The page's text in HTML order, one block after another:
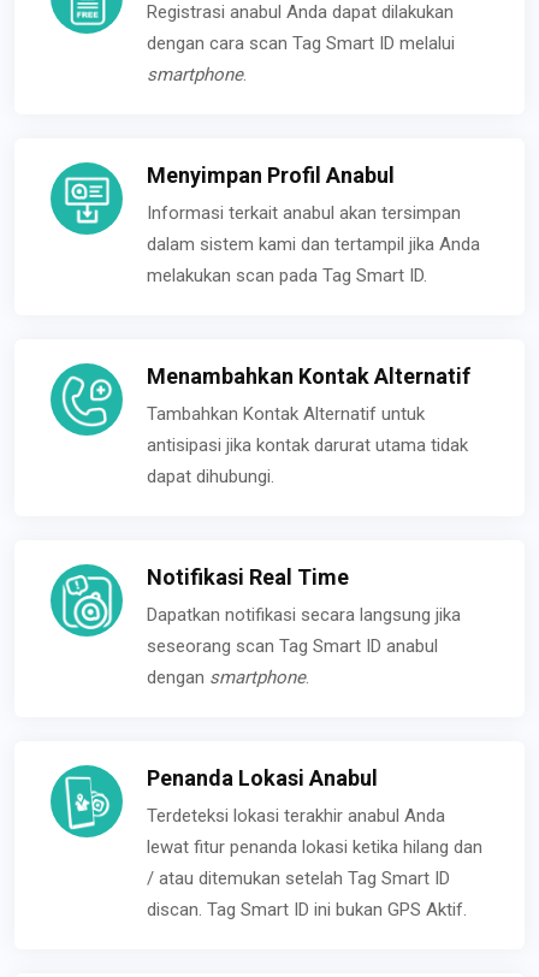
Registrasi anabul Anda dapat dilakukan
dengan cara scan Tag Smart ID melalui
smartphone.
Menyimpan Profil Anabul
Informasi terkait anabul akan tersimpan
dalam sistem kami dan tertampil jika Anda
melakukan scan pada Tag Smart ID.
Menambahkan Kontak Alternatif
Tambahkan Kontak Alternatif untuk
antisipasi jika kontak darurat utama tidak
dapat dihubungi.
Notifikasi Real Time
Dapatkan notifikasi secara langsung jika
seseorang scan Tag Smart ID anabul
dengan smartphone.
Penanda Lokasi Anabul
Terdeteksi lokasi terakhir anabul Anda
lewat fitur penanda lokasi ketika hilang dan
/ atau ditemukan setelah Tag Smart ID
discan. Tag Smart ID ini bukan GPS Aktif.